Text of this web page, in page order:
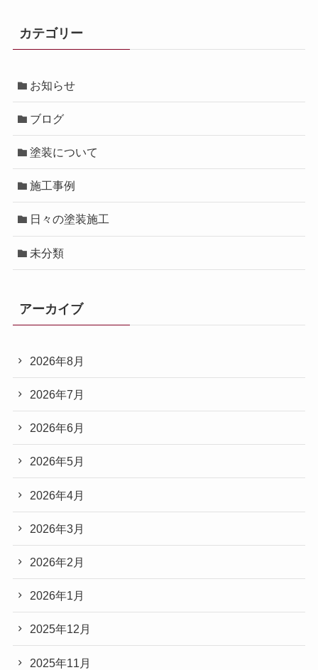
カテゴリー
お知らせ
ブログ
塗装について
施工事例
日々の塗装施工
未分類
アーカイブ
2026年8月
2026年7月
2026年6月
2026年5月
2026年4月
2026年3月
2026年2月
2026年1月
2025年12月
2025年11月